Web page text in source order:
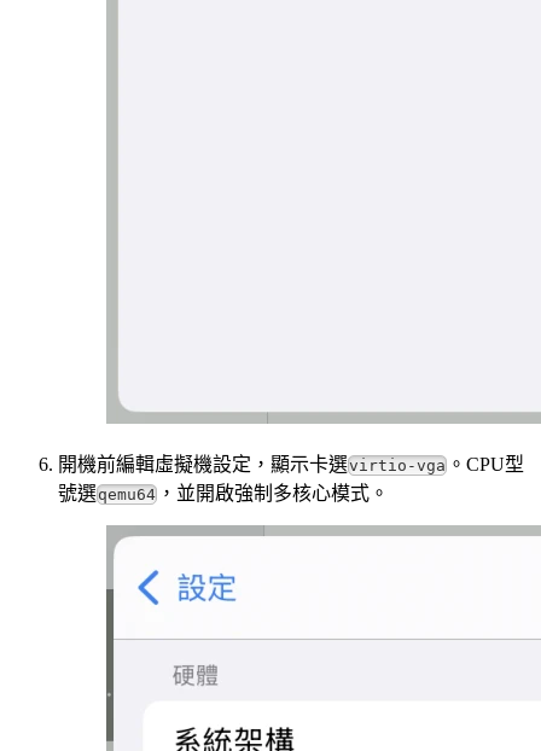
開機前編輯虛擬機設定，顯示卡選virtio-vga 。CPU型
號選qemu64 ，並開啟強制多核心模式。